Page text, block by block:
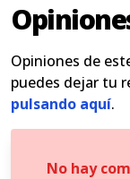
Opiniones de
puedes dejar tu
pulsando aquí.
No hay